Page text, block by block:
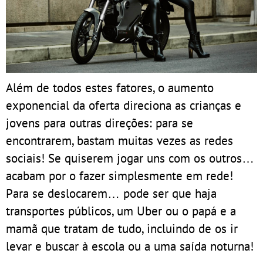
Além de todos estes fatores, o aumento
exponencial da oferta direciona as crianças e
jovens para outras direções: para se
encontrarem, bastam muitas vezes as redes
sociais! Se quiserem jogar uns com os outros…
acabam por o fazer simplesmente em rede!
Para se deslocarem… pode ser que haja
transportes públicos, um Uber ou o papá e a
mamã que tratam de tudo, incluindo de os ir
levar e buscar à escola ou a uma saída noturna!